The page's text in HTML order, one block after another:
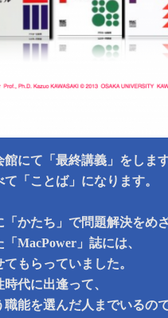
館にて「最終講義」をしま
「ことば」になります。
「かたち」で問題解決をめ
MacPower」誌には、
もらっていました。
代に出逢って、
職能を選んだ人までいるの